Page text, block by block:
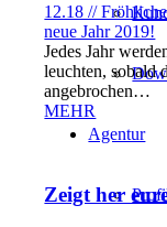
Agentur
12.18 //
neue Jahr 2019!
Jedes Jahr
leuchten, sobald
angebrochen…
MEHR
Zeigt her